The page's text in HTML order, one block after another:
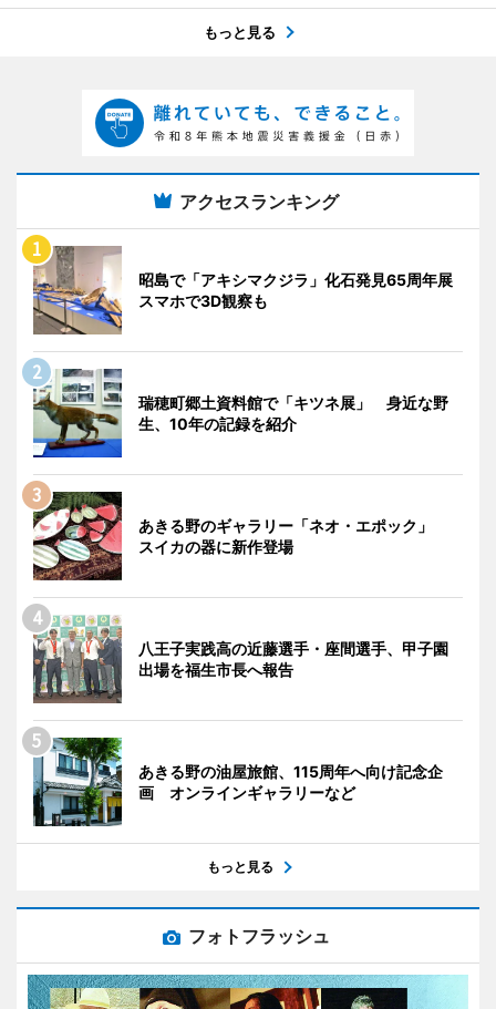
もっと見る
アクセスランキング
昭島で「アキシマクジラ」化石発見65周年展
スマホで3D観察も
瑞穂町郷土資料館で「キツネ展」 身近な野
生、10年の記録を紹介
あきる野のギャラリー「ネオ・エポック」
スイカの器に新作登場
八王子実践高の近藤選手・座間選手、甲子園
出場を福生市長へ報告
あきる野の油屋旅館、115周年へ向け記念企
画 オンラインギャラリーなど
もっと見る
フォトフラッシュ